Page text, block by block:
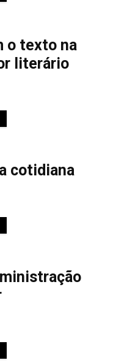
o texto na
literário
cotidiana